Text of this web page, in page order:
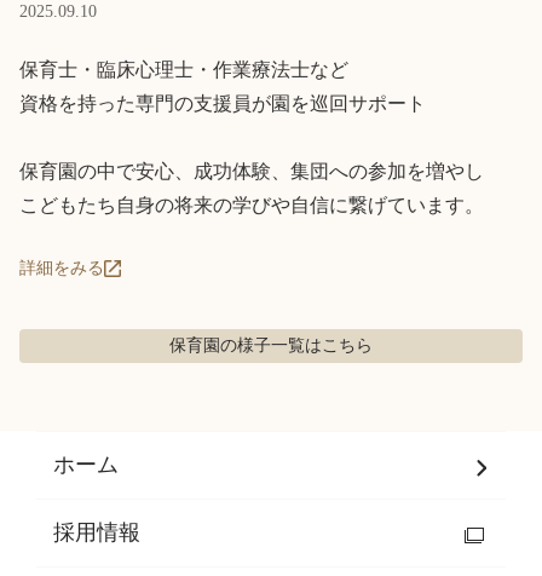
2025.09.10
保育士・臨床心理士・作業療法士など
資格を持った専門の支援員が園を巡回サポート
保育園の中で安心、成功体験、集団への参加を増やし
こどもたち自身の将来の学びや自信に繋げています。
詳細をみる
保育園の様子一覧はこちら
ホーム
採用情報